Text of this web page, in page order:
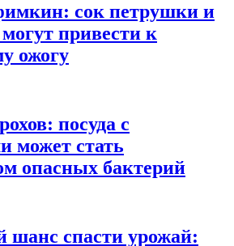
сок петрушки и
могут привести к
ожогу
посуда с
может стать
опасных бактерий
шанс спасти урожай: